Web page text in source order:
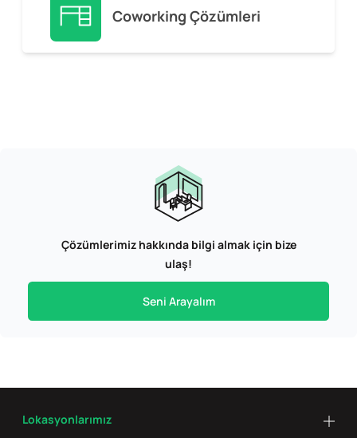
Coworking Çözümleri
Çözümlerimiz hakkında bilgi almak için bize
ulaş!
Seni Arayalım
Lokasyonlarımız